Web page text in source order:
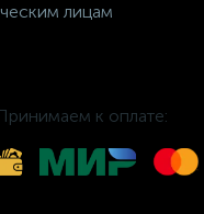
лицам
к оплате: